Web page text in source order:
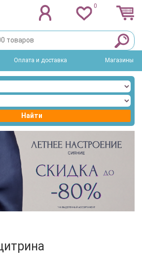
0
Оплата и доставка Магазины
Найти